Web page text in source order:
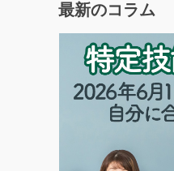
最新のコラム